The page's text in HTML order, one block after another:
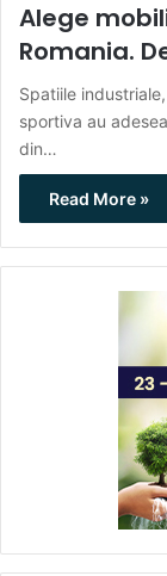
Alege
Romania.
Spatiile
sportiva au
din…
Read More »